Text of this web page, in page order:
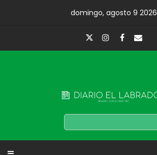
domingo, agosto 9 2026